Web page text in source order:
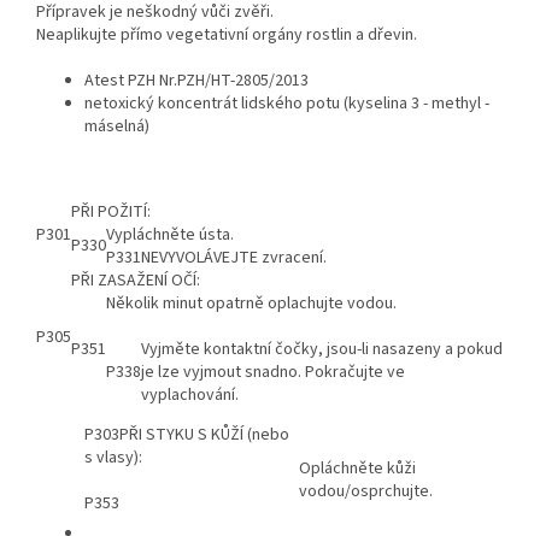
Přípravek je neškodný vůči zvěři.
Neaplikujte přímo vegetativní orgány rostlin a dřevin.
Atest PZH Nr.PZH/HT-2805/2013
netoxický koncentrát lidského potu (kyselina 3 - methyl -
máselná)
P301
PŘI POŽITÍ:
P330Vypláchněte ústa.
P331NEVYVOLÁVEJTE zvracení.
P305
PŘI ZASAŽENÍ OČÍ:
P351
Několik minut opatrně oplachujte vodou.
P338
Vyjměte kontaktní čočky, jsou-li nasazeny a pokud
je lze vyjmout snadno. Pokračujte ve
vyplachování.
P303PŘI STYKU S KŮŽÍ (nebo
s vlasy):
P353
Opláchněte kůži
vodou/osprchujte.